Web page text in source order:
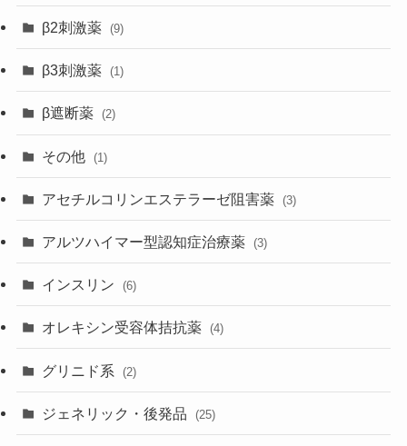
β2刺激薬 (9)
β3刺激薬 (1)
β遮断薬 (2)
その他 (1)
アセチルコリンエステラーゼ阻害薬 (3)
アルツハイマー型認知症治療薬 (3)
インスリン (6)
オレキシン受容体拮抗薬 (4)
グリニド系 (2)
ジェネリック・後発品 (25)